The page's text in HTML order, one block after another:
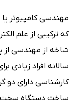
مهندسی کامپیوتر
که ترکیبی از علم
شاخه از مهندسی
سالانه افراد زیادی
کارشناسی دارای دو
ساخت دستگاه